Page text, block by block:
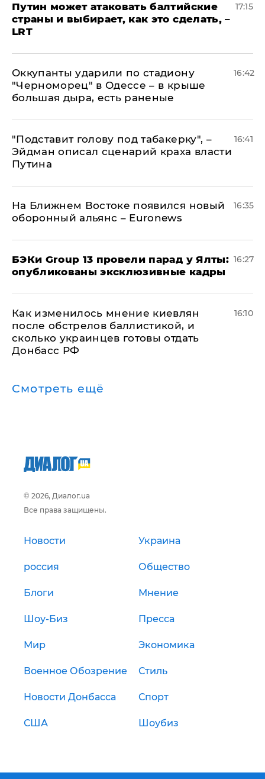
Путин может атаковать балтийские
страны и выбирает, как это сделать, –
LRT
17:15
Оккупанты ударили по стадиону
"Черноморец" в Одессе – в крыше
большая дыра, есть раненые
16:42
​"Подставит голову под табакерку", –
Эйдман описал сценарий краха власти
Путина
16:41
На Ближнем Востоке появился новый
оборонный альянс – Euronews
16:35
​БЭКи Group 13 провели парад у Ялты:
опубликованы эксклюзивные кадры
16:27
Как изменилось мнение киевлян
после обстрелов баллистикой, и
сколько украинцев готовы отдать
Донбасс РФ
16:10
Смотреть ещё
© 2026, Диалог.ua
Все права защищены.
Новости Украина
россия Общество
Блоги Мнение
Шоу-Биз Пресса
Мир Экономика
Военное Обозрение Стиль
Новости Донбасса Спорт
США Шоубиз